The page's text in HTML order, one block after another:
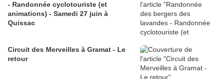
- Randonnée cyclotouriste (et
animations) - Samedi 27 juin à
Quissac
Circuit des Merveilles à Gramat - Le
retour